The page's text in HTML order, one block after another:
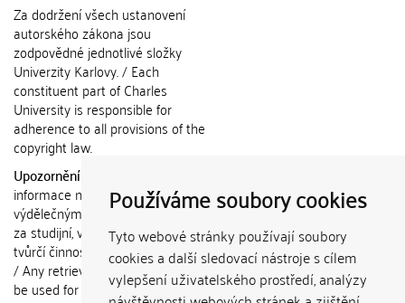
Používáme soubory cookies
Tyto webové stránky používají soubory
cookies a další sledovací nástroje s cílem
vylepšení uživatelského prostředí, analýzy
Za dodržení všech ustanovení
autorského zákona jsou
zodpovědné jednotlivé složky
Univerzity Karlovy. / Each
constituent part of Charles
University is responsible for
adherence to all provisions of the
copyright law.
Upozornění / Notice:
informace nemohou být použity k
výdělečným účelům nebo vydávány
za studijní, vědeckou nebo jinou
tvůrčí činnost jiné osoby než autora.
/ Any retrieved information shall not
be used for any commercial